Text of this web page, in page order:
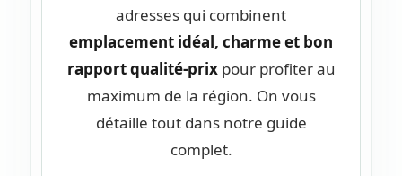
adresses qui combinent
emplacement idéal, charme et bon
rapport qualité-prixpour profiter au
maximum de la région. On vous
détaille tout dans notre guide
complet.